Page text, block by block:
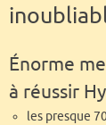
Énorme
à réussir
les presque